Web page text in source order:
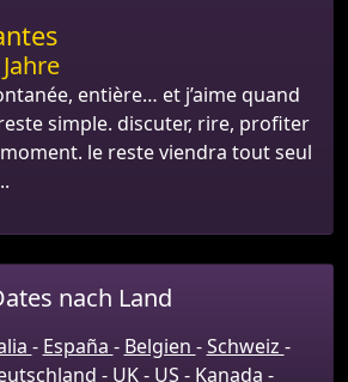
entière… et j’aime quand
simple. discuter, rire, profiter
le reste viendra tout seul
nach Land
- España - Belgien -Schweiz -
- UK- US - Kanada -